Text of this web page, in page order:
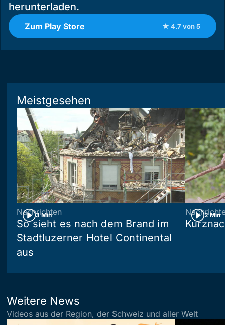
herunterladen.
Zum Play Store ★ 4.7 von 5
Meistgesehen
3 Min
Nachrichten
So sieht es nach dem Brand im
Stadtluzerner Hotel Continental
aus
2 Min
Weitere News
Videos aus der Region, der Schweiz und aller Welt